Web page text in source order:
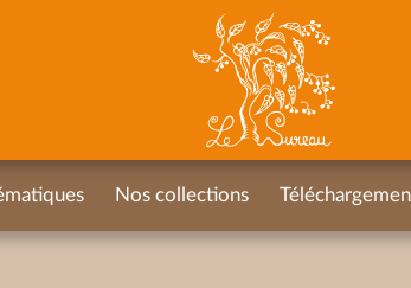
Nos collections